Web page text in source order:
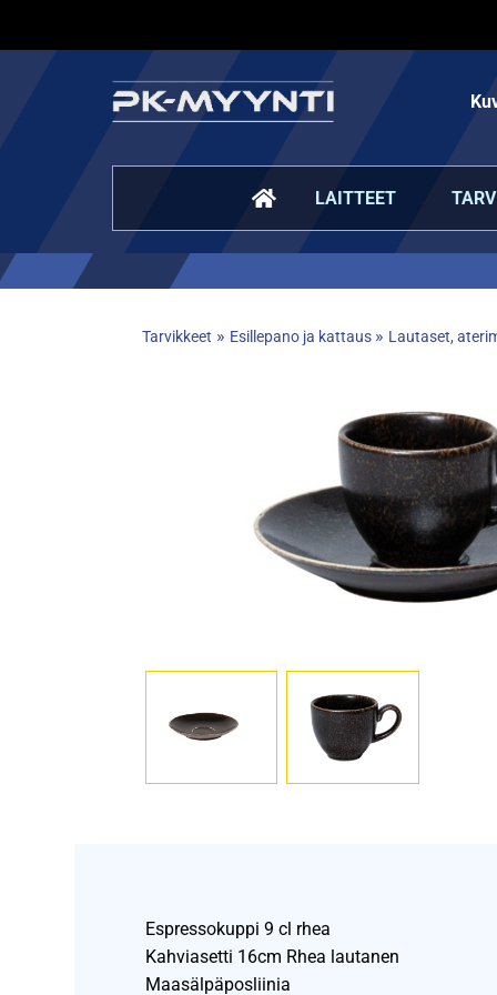
LAITTEET
Tarvikkeet » Esillepano ja kattaus » Lautaset,
Espressokuppi 9 cl rhea
Kahviasetti 16cm Rhea lautanen
Maasälpäposliinia